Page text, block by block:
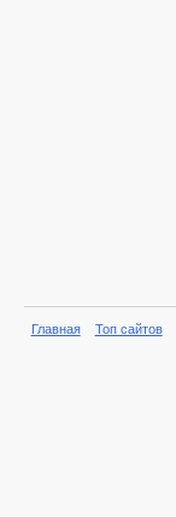
Главная Топ сайтов